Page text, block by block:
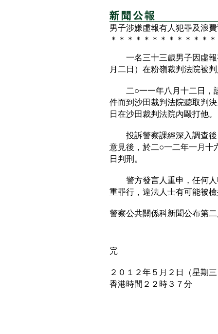
男子涉嫌虛報有人犯罪及浪
＊＊＊＊＊＊＊＊＊＊＊＊
一名三十三歲男子因虛報
月二日）在粉嶺裁判法院被
二○一一年八月十二日，
件而到沙田裁判法院聽取判
日在沙田裁判法院內毆打他。
投訴警察課經深入調查後
意見後，於二○一二年一月十
日判刑。
警方發言人重申，任何人
重罪行，違法人士有可能被
警察公共關係科新聞公布第
完
２０１２年５月２日（星期
香港時間２２時３７分